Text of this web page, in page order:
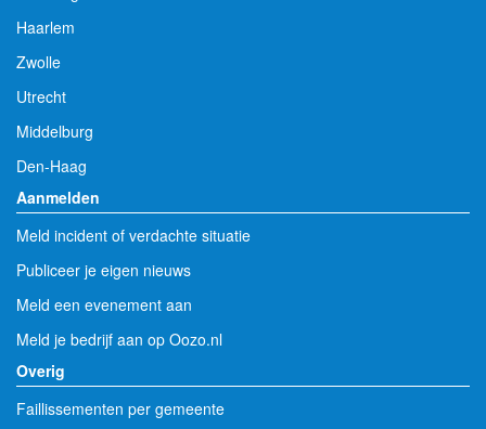
Haarlem
Zwolle
Utrecht
Middelburg
Den-Haag
Aanmelden
Meld incident of verdachte situatie
Publiceer je eigen nieuws
Meld een evenement aan
Meld je bedrijf aan op Oozo.nl
Overig
Faillissementen per gemeente